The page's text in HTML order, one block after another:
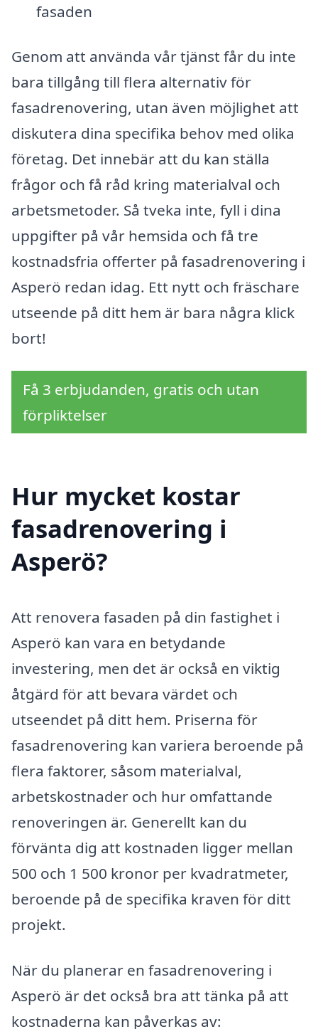
fasaden
Genom att använda vår tjänst får du inte
bara tillgång till flera alternativ för
fasadrenovering, utan även möjlighet att
diskutera dina specifika behov med olika
företag. Det innebär att du kan ställa
frågor och få råd kring materialval och
arbetsmetoder. Så tveka inte, fyll i dina
uppgifter på vår hemsida och få tre
kostnadsfria offerter på fasadrenovering i
Asperö redan idag. Ett nytt och fräschare
utseende på ditt hem är bara några klick
bort!
Få 3 erbjudanden, gratis och utan
förpliktelser
Hur mycket kostar
fasadrenovering i
Asperö?
Att renovera fasaden på din fastighet i
Asperö kan vara en betydande
investering, men det är också en viktig
åtgärd för att bevara värdet och
utseendet på ditt hem. Priserna för
fasadrenovering kan variera beroende på
flera faktorer, såsom materialval,
arbetskostnader och hur omfattande
renoveringen är. Generellt kan du
förvänta dig att kostnaden ligger mellan
500 och 1 500 kronor per kvadratmeter,
beroende på de specifika kraven för ditt
projekt.
När du planerar en fasadrenovering i
Asperö är det också bra att tänka på att
kostnaderna kan påverkas av: